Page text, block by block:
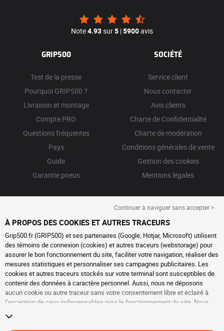
Note4.93sur5 |5900avis
GRIP500
Test de la presse
Pourquoi GRIP500 ?
Livraison et montage
Compte PRO
Questions fréquentes
Pays
Guide
Garantie pneus
SOCIÉTÉ
Service client
Nous contacter
Avis clients
Charte de Confidentialité
Charte de modération
Conditions générales de vente
Gestion des cookies
Mentions légales
Continuer à naviguer sans accepter >
À PROPOS DES COOKIES ET AUTRES TRACEURS
Grip500.fr (GRIP500) et ses partenaires (Google, Hotjar, Microsoft) utilisent
des témoins de connexion (cookies) et autres traceurs (webstorage) pour
assurer le bon fonctionnement du site, faciliter votre navigation, réaliser des
mesures statistiques et personnaliser ses campagnes publicitaires. Les
cookies et autres traceurs stockés sur votre terminal sont susceptibles de
contenir des données à caractère personnel. Aussi, nous ne déposons
aucun cookie ou autre traceur sans votre consentement libre et éclairé à
l’exception de ceux indispensables pour le fonctionnement du site. Nous
consentement à tout moment en vous rendant sur la